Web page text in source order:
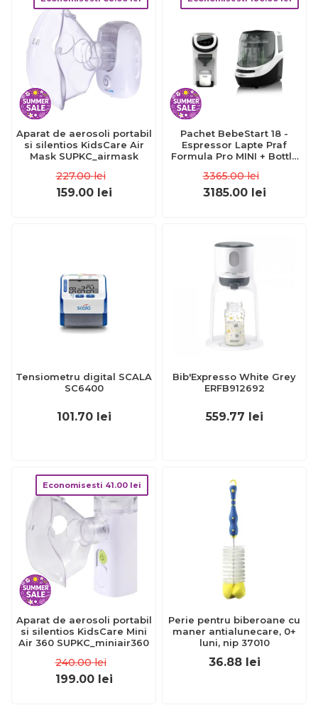
Aparat de aerosoli portabil
si silentios KidsCare Air
Mask SUPKC_airmask
227.00 lei
159.00 lei
Pachet BebeStart 18 -
Espressor Lapte Praf
Formula Pro MINI + Bottle
3365.00 lei
3185.00 lei
Tensiometru digital SCALA
SC6400
101.70 lei
Bib'Expresso White Grey
ERFB912692
559.77 lei
Economisesti 41.00 lei
Aparat de aerosoli portabil
si silentios KidsCare Mini
Air 360 SUPKC_miniair360
240.00 lei
199.00 lei
Perie pentru biberoane cu
maner antialunecare, 0+
luni, nip 37010
36.88 lei